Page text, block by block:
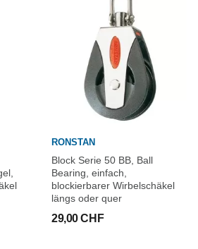
RONSTAN
Block Serie 50 BB, Ball
Bearing, einfach,
blockierbarer Wirbelschäkel
längs oder quer
29,00 CHF